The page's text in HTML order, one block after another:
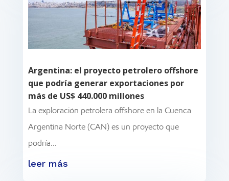
Argentina: el proyecto petrolero offshore
que podría generar exportaciones por
más de US$ 440.000 millones
La exploración petrolera offshore en la Cuenca
Argentina Norte (CAN) es un proyecto que
podría...
leer más